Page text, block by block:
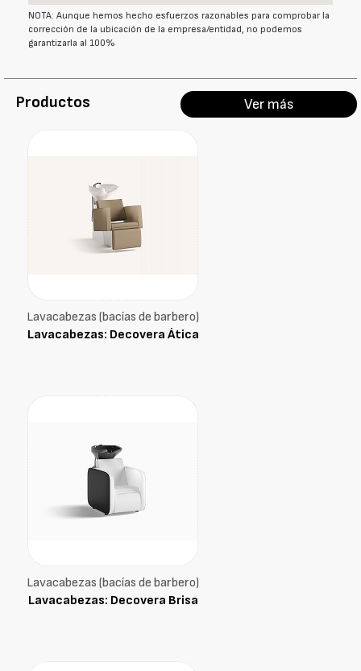
NOTA: Aunque hemos hecho esfuerzos razonables para comprobar la
corrección de la ubicación de la empresa/entidad, no podemos
garantizarla al 100%
Productos Ver más
Lavacabezas (bacías de barbero)
Lavacabezas: Decovera Ática
Lavacabezas (bacías de barbero)
Lavacabezas: Decovera Brisa